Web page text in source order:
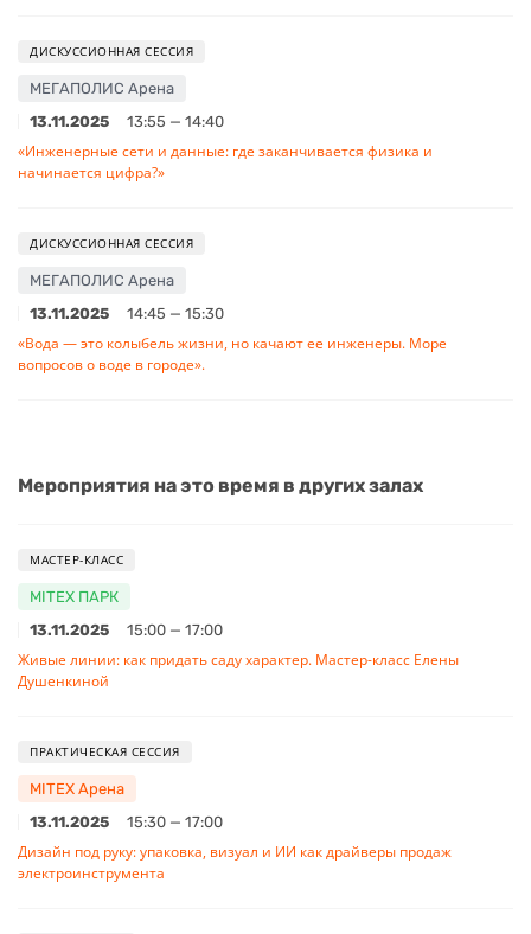
ДИСКУССИОННАЯ СЕССИЯ
МЕГАПОЛИС Арена
13.11.2025
13:55 — 14:40
«Инженерные сети и данные: где заканчивается физика и
начинается цифра?»
ДИСКУССИОННАЯ СЕССИЯ
МЕГАПОЛИС Арена
13.11.2025
14:45 — 15:30
«Вода — это колыбель жизни, но качают ее инженеры. Море
вопросов о воде в городе».
Мероприятия на это время в других залах
МАСТЕР-КЛАСС
MITEX ПАРК
13.11.2025
15:00 — 17:00
Живые линии: как придать саду характер. Мастер-класс Елены
Душенкиной
ПРАКТИЧЕСКАЯ СЕССИЯ
MITEX Арена
13.11.2025
15:30 — 17:00
Дизайн под руку: упаковка, визуал и ИИ как драйверы продаж
электроинструмента